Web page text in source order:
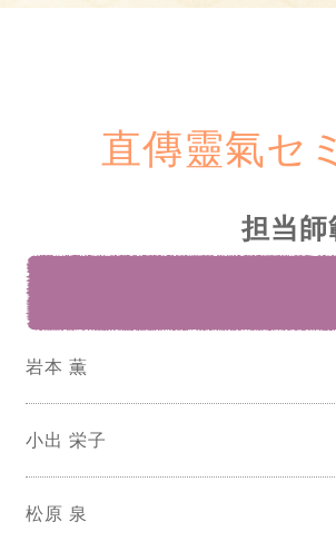
直傳靈氣セ
担当
岩本 薫
小出 栄子
松原 泉